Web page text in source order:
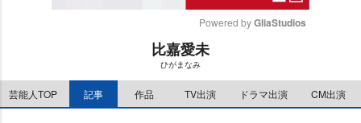
e
Powered by GliaStudios
比嘉愛未
ひがまなみ
芸能人TOP 記事 作品 TV出演 ドラマ出演 CM出演